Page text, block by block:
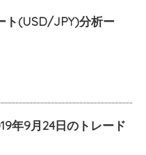
ト(USD/JPY)分析ー
年9月24日のトレード